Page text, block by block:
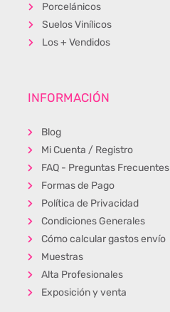
Porcelánicos
Suelos Vinílicos
Los + Vendidos
INFORMACIÓN
Blog
Mi Cuenta / Registro
FAQ - Preguntas Frecuentes
Formas de Pago
Política de Privacidad
Condiciones Generales
Cómo calcular gastos envío
Muestras
Alta Profesionales
Exposición y venta